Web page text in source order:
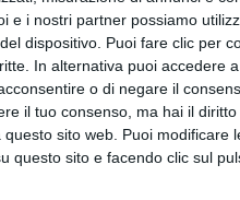
e i nostri partner possiamo
dispositivo. Puoi fare clic per
In alternativa puoi accedere
o di negare il
il tuo consenso, ma hai il
sito web. Puoi
questo sito e facendo clic sul
SOCIAL VIDEO
Tg E20: Uno sguardo alle
iniziative del territorio in
programma in Puglia e